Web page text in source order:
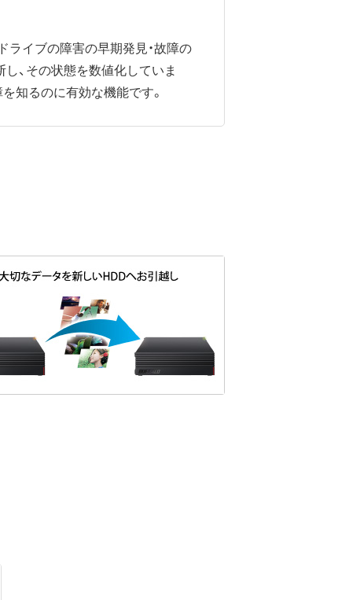
ライブの障害の早期発見・故障の
、その状態を数値化していま
知るのに有効な機能です。